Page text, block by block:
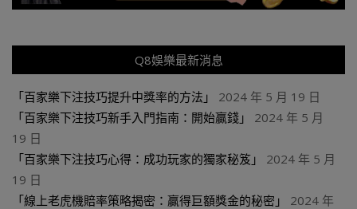
Q8娛樂最新消息
「百家樂下注技巧提升中獎率的方法」
2024 年 5 月 19 日
「百家樂下注技巧新手入門指南：開始贏錢」
2024 年 5 月
19 日
「百家樂下注技巧心得：成功玩家的獨家秘笈」
2024 年 5 月
19 日
「線上老虎機賠率策略揭密：贏得巨額獎金的秘密」
2024 年